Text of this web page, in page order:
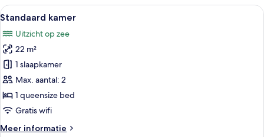
Alle
foto's
voor
Standaard
kamer
laden
Een balkon met een zwembad, een
17
Standaard kamer
Uitzicht op zee
22 m²
1 slaapkamer
Max. aantal: 2
1 queensize bed
Gratis wifi
Meer informatie
Meer